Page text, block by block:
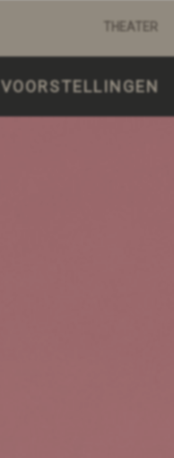
THEATER
VOORSTELLINGEN